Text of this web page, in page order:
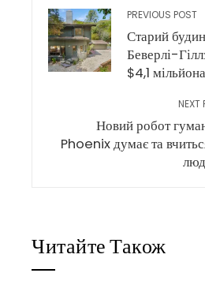
PREVIOUS POST
Старий
Беверлі-
$4,1 мільйона
NEXT
Новий робот
Phoenix думає та
Читайте Також